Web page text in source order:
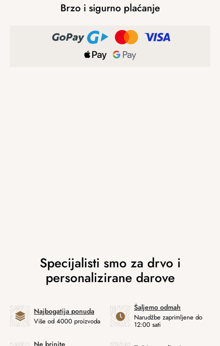
Brzo i sigurno plaćanje
Najbogatija ponuda
Više od 4000 proizvoda
Šaljemo odmah
Narudžbe zaprimljene do
12:00 sati